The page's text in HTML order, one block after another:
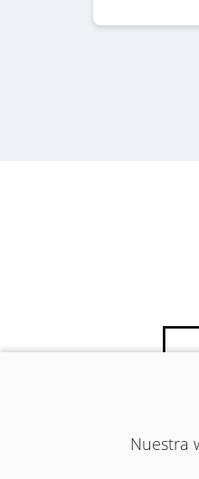
Nuestra